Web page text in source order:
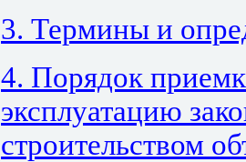
3. Термины и
4. Порядок
эксплуатацию
строительством